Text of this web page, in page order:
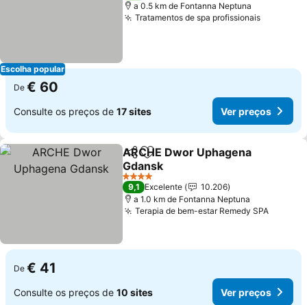
Escolha popular
a 0.5 km de Fontanna Neptuna
Tratamentos de spa profissionaisVer
De € 60
Consulte os preços de 17 sites Ver preços
PartilharAdicionar aos favoritos
ARCHE Dwor Uphagena
Gdansk
Ver preços
4 Estrelas
9,1 Excelente
10.206
a 1.0 km de Fontanna Neptuna
Terapia de bem-estar Remedy SPAVer
De € 41
Consulte os preços de 10 sites Ver preços